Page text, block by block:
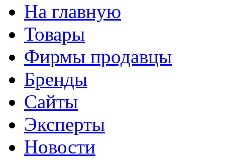
На главную
Товары
Фирмы продавцы
Бренды
Сайты
Эксперты
Новости